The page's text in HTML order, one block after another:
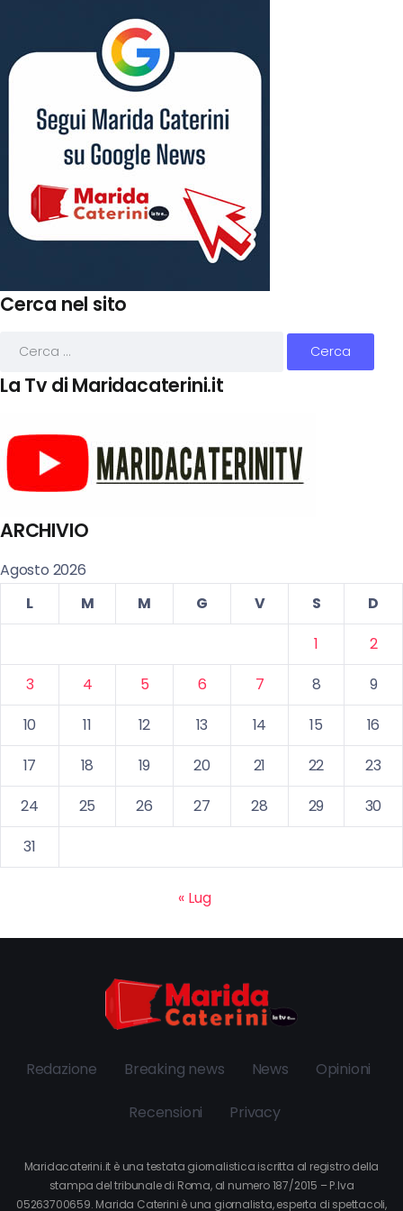
Cerca nel sito
La Tv di Maridacaterini.it
ARCHIVIO
Agosto 2026
L
M M G V S
D
1
2
3
4 5 6 7 8
9
10
11 12 13 14 15
16
17
18 19 20 21 22
23
24
25 26 27 28 29
30
31
« Lug
Redazione Breaking news News Opinioni
Recensioni Privacy
Maridacaterini.it è una testata giornalistica iscritta al registro della
stampa del tribunale di Roma, al numero 187/2015 – P.Iva
05263700659. Marida Caterini è una giornalista, esperta di spettacoli,